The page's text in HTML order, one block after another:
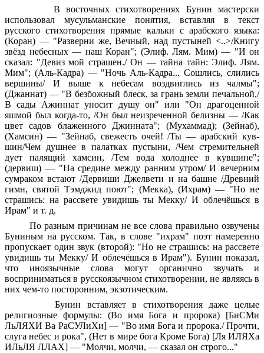
В восточных стихотворениях Бунин мастерски
использовал мусульманские понятия, вставляя в текст
русского стихотворения прямые кальки с арабского языка:
(Коран) — "Разверни же, Вечный, над пустыней <..>/Книгу
звёзд небесных — наш Коран"; (Элиф. Лям. Мим) — "И он
сказал: "Девиз мой страшен./ Он — тайна тайн: Элиф. Лям.
Мим"; (Аль-Кадра) — "Ночь Аль-Кадра... Сошлись, слились
вершины/ И выше к небесам воздвиглись из чалмы";
(Джаннат) — "В безбожный блеск, за грань земли печальной,/
В сады Ажиннат уносит душу он" или "Он драгоценной
яшмой был когда-то, /Он был неизреченной белизны — /Как
цвет садов блаженного Джинната"; (Мухаммад); (Зейнаб),
(Хамсин) — "Зейнаб, свежесть очей! /Ты — арабский кув-
шин/Чем душнее в палатках пустыни, /Чем стремительней
дует палящий хамсин, /Тем вода холоднее в кувшине";
(дервиш) — "На средине между ранним утром/ И вечерним
сумраком встают /Дервиши Джелвети и на башне /Древний
гимн, святой Тэмджид поют"; (Мекка), (Ихрам) — "Но не
страшись: на рассвете увидишь ты Мекку/ И облечёшься в
Ирам" и т. д.
По разным причинам не все слова правильно озвучены
Буниным на русском. Так, в слове "ихрам" поэт намеренно
пропускает один звук (второй): "Но не страшись: на рассвете
увидишь ты Мекку/ И облечёшься в Ирам"). Бунин показал,
что иноязычные слова могут органично звучать и
восприниматься в русскоязычном стихотворении, не являясь в
них чем-то посторонним, экзотическим.
Бунин вставляет в стихотворения даже целые
религиозные формулы: (Во имя Бога и пророка) [БиСМи
ЛьЛЯХИ Ва РаСУЛиХи] — "Во имя Бога и пророка./ Прочти,
слуга небес и рока", (Нет в мире бога Кроме Бога) [Ля ИЛЯХа
ИЛьЛЯ ЛЛАХ] — "Молчи, молчи, — сказал он строго..."